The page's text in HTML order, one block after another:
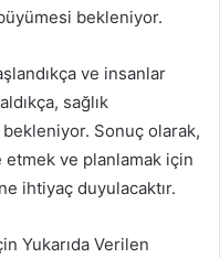
bekleniyor.
ve insanlar
sağlık
Sonuç olarak,
etmek ve planlamak için
ihtiyaç duyulacaktır.
Yukarıda Verilen